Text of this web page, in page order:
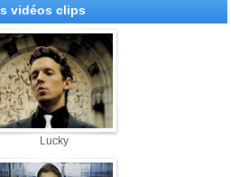
vidéos clips
Lucky